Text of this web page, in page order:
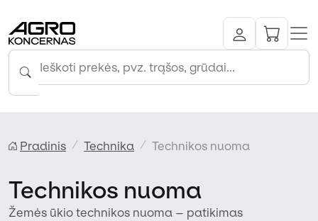
Pradinis Technika Technikos nuoma
Technikos nuoma
Žemės ūkio technikos nuoma – patikimas